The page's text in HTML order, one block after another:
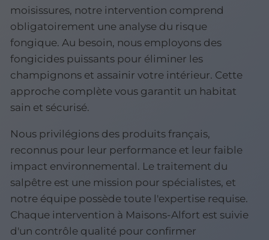
moisissures, notre intervention comprend
obligatoirement une analyse du risque
fongique. Au besoin, nous employons des
fongicides puissants pour éliminer les
champignons et assainir votre intérieur. Cette
approche complète vous garantit un habitat
sain et sécurisé.
Nous privilégions des produits français,
reconnus pour leur performance et leur faible
impact environnemental. Le traitement du
salpêtre est une mission pour spécialistes, et
notre équipe possède toute l'expertise requise.
Chaque intervention à Maisons-Alfort est suivie
d'un contrôle qualité pour confirmer